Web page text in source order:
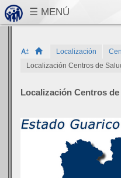
Localización
Localización Centros de
Localización Centros